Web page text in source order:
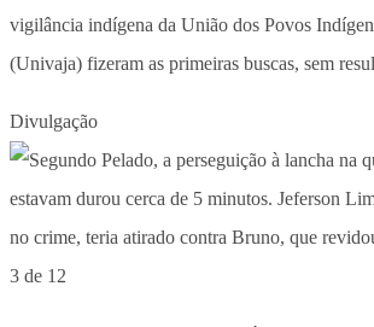
vigilância indígena da União dos Povos
(Univaja) fizeram as primeiras buscas, sem
Divulgação
3 de 12